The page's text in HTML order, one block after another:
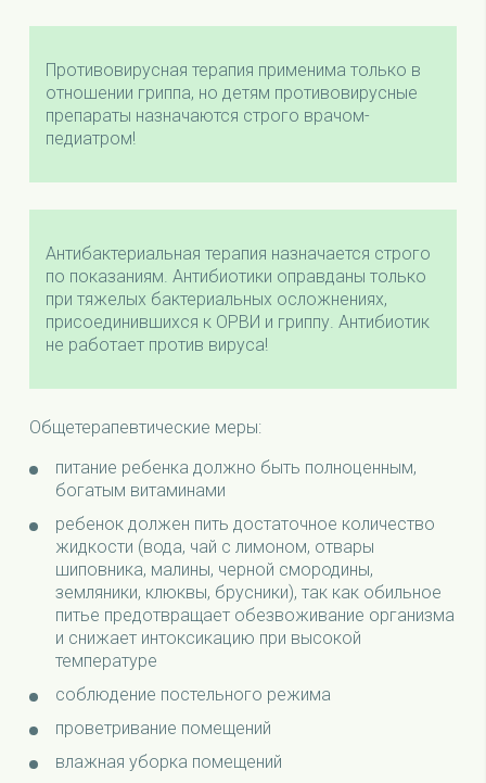
Противовирусная терапия применима только в
отношении гриппа, но детям противовирусные
препараты назначаются строго врачом-
педиатром!
Антибактериальная терапия назначается строго
по показаниям. Антибиотики оправданы только
при тяжелых бактериальных осложнениях,
присоединившихся к ОРВИ и гриппу. Антибиотик
не работает против вируса!
Общетерапевтические меры:
питание ребенка должно быть полноценным,
богатым витаминами
ребенок должен пить достаточное количество
жидкости (вода, чай с лимоном, отвары
шиповника, малины, черной смородины,
земляники, клюквы, брусники), так как обильное
питье предотвращает обезвоживание организма
и снижает интоксикацию при высокой
температуре
соблюдение постельного режима
проветривание помещений
влажная уборка помещений